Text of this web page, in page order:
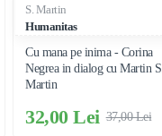
S. Martin
Humanitas
Cu mana pe inima - Corina
Negrea in dialog cu Martin S.
Martin
32,00 Lei 37,00 Lei